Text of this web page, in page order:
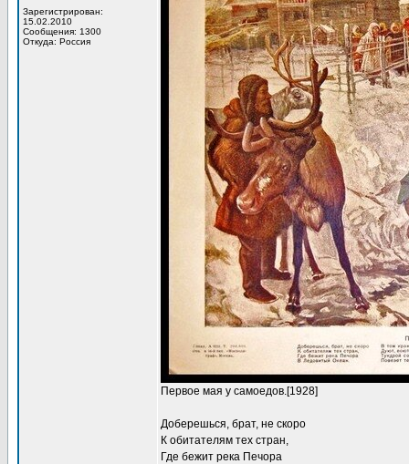
Зарегистрирован:
15.02.2010
Сообщения: 1300
Откуда: Россия
Первое мая у самоедов.[1928]
Доберешься, брат, не скоро
К обитателям тех стран,
Где бежит река Печора